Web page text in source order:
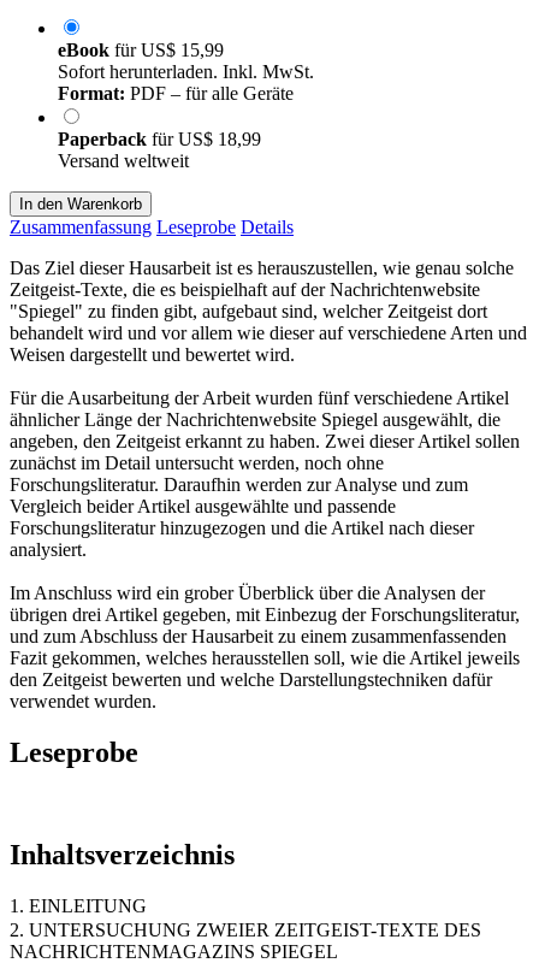
eBook fürUS$ 15,99
Sofort herunterladen. Inkl. MwSt.
Format: PDF – für alle Geräte
Paperback fürUS$ 18,99
Versand weltweit
In den Warenkorb
Zusammenfassung Leseprobe Details
Das Ziel dieser Hausarbeit ist es herauszustellen, wie genau solche
Zeitgeist-Texte, die es beispielhaft auf der Nachrichtenwebsite
"Spiegel" zu finden gibt, aufgebaut sind, welcher Zeitgeist dort
behandelt wird und vor allem wie dieser auf verschiedene Arten und
Weisen dargestellt und bewertet wird.
Für die Ausarbeitung der Arbeit wurden fünf verschiedene Artikel
ähnlicher Länge der Nachrichtenwebsite Spiegel ausgewählt, die
angeben, den Zeitgeist erkannt zu haben. Zwei dieser Artikel sollen
zunächst im Detail untersucht werden, noch ohne
Forschungsliteratur. Daraufhin werden zur Analyse und zum
Vergleich beider Artikel ausgewählte und passende
Forschungsliteratur hinzugezogen und die Artikel nach dieser
analysiert.
Im Anschluss wird ein grober Überblick über die Analysen der
übrigen drei Artikel gegeben, mit Einbezug der Forschungsliteratur,
und zum Abschluss der Hausarbeit zu einem zusammenfassenden
Fazit gekommen, welches herausstellen soll, wie die Artikel jeweils
den Zeitgeist bewerten und welche Darstellungstechniken dafür
verwendet wurden.
Leseprobe
Inhaltsverzeichnis
1. EINLEITUNG
2. UNTERSUCHUNG ZWEIER ZEITGEIST-TEXTE DES
NACHRICHTENMAGAZINS SPIEGEL